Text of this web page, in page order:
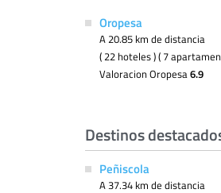
Oropesa
A 20.85 km de distancia
( 22 hoteles ) ( 7
Valoracion Oropesa6.9
Destinos
Peñiscola
A 37.34 km de distancia